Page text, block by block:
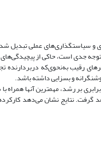
و سیاستگذاری‌های عملی تبدیل
جدی است، حاکی از
رقیب به‌نحوی‌که دربردارنده‌
و بسزایی داشته باشد.
بر رشد، مهمترین آنها همراه
گرفت. نتایج نشان می‌دهد